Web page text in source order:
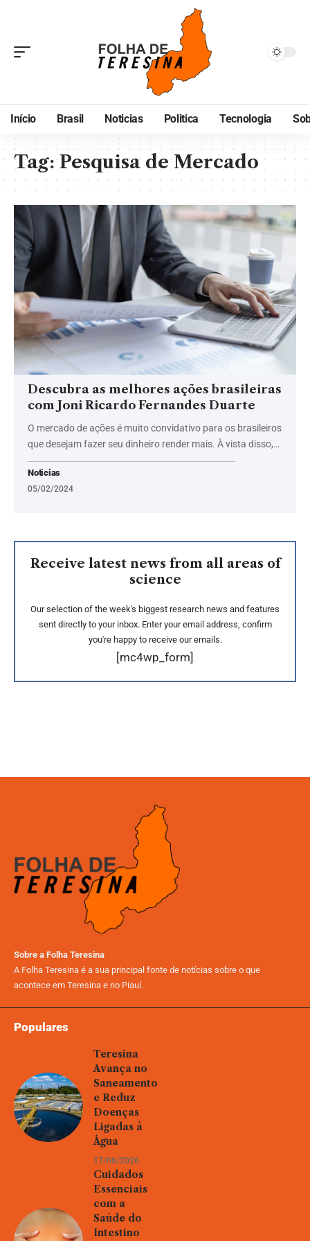
Início Brasil Noticias Politica Tecnologia
Tag:Pesquisa de Mercado
Descubra as melhores ações brasileiras
com Joni Ricardo Fernandes Duarte
O mercado de ações é muito convidativo para os brasileiros
que desejam fazer seu dinheiro render mais. À vista disso,…
Noticias
05/02/2024
Receive latest news from all areas of
science
Our selection of the week's biggest research news and features
sent directly to your inbox. Enter your email address, confirm
you're happy to receive our emails.
[mc4wp_form]
Sobre a Folha Teresina
A Folha Teresina é a sua principal fonte de notícias sobre o que
acontece em Teresina e no Piauí.
Populares
Teresina
Avança no
Saneamento
e Reduz
Doenças
Ligadas à
Água
17/06/2026
Cuidados
Essenciais
com a
Saúde do
Intestino